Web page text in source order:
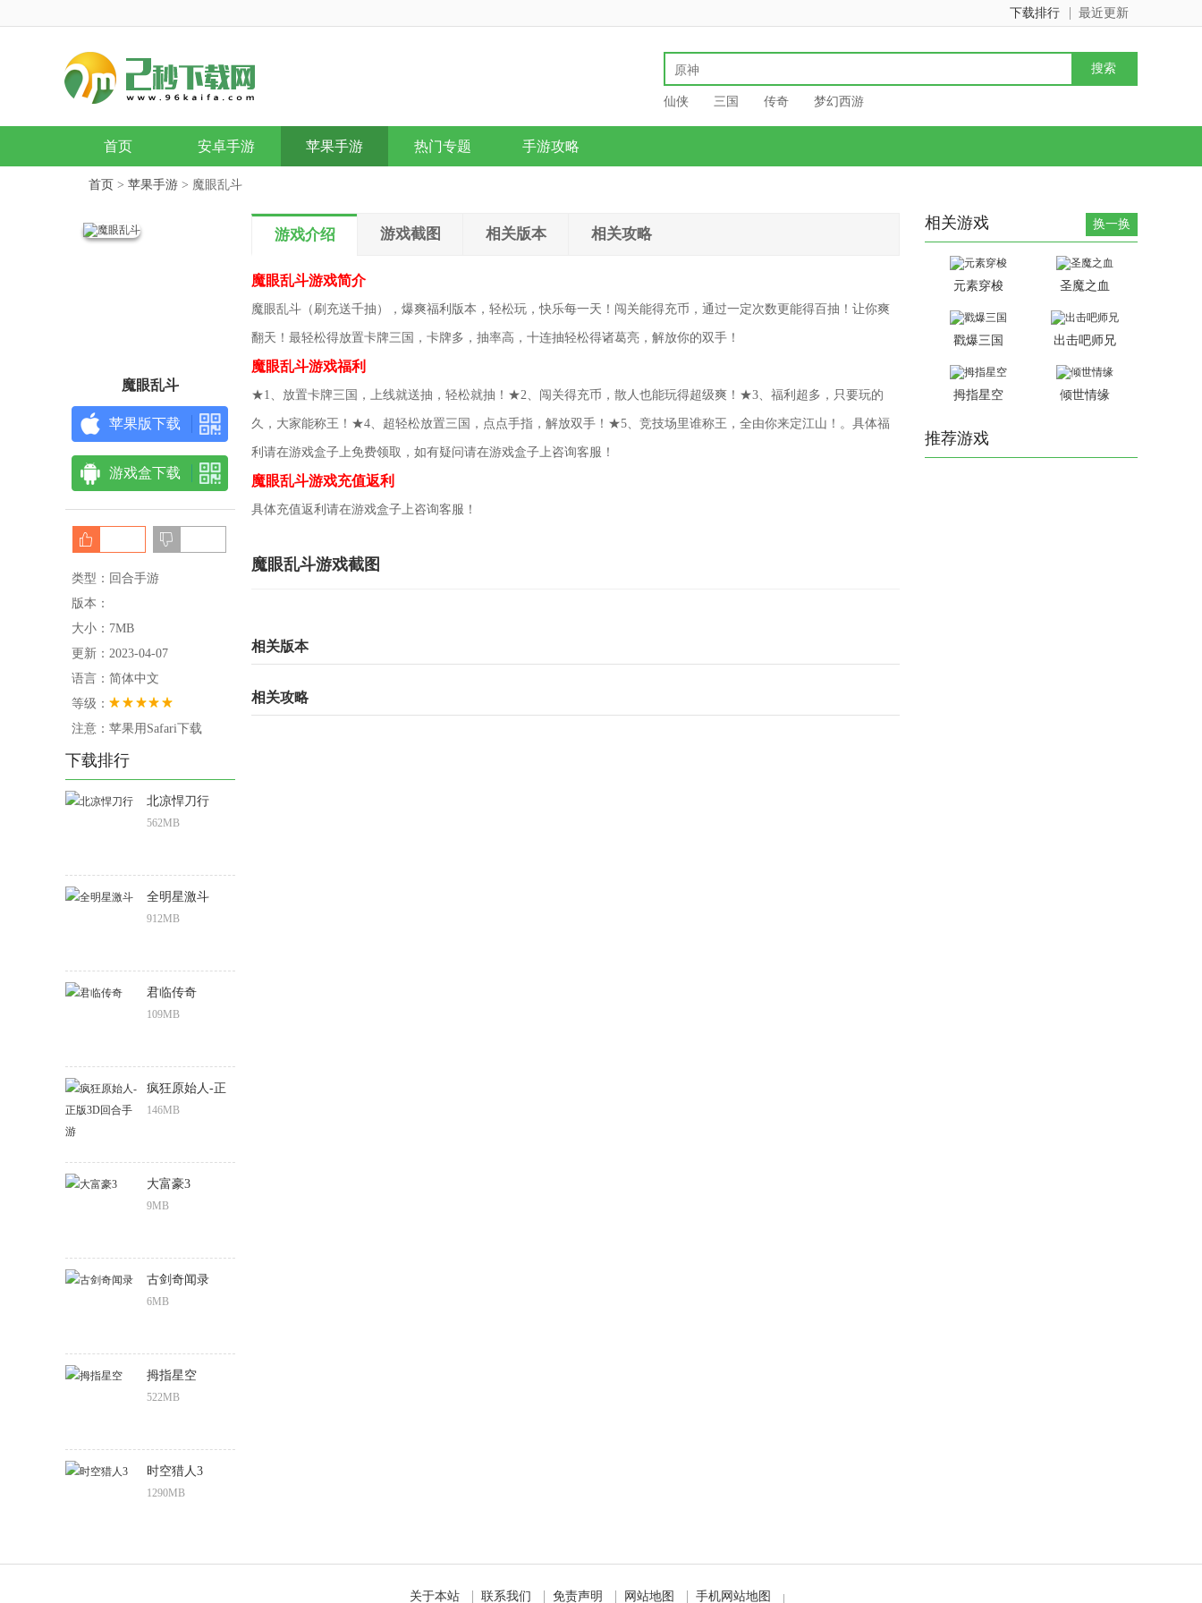
最近更新
下载排行
仙侠 三国 传奇 梦幻西游
首页 安卓手游 苹果手游 热门专题 手游攻略
首页 > 苹果手游 > 魔眼乱斗
魔眼乱斗
苹果版下载
游戏盒下载
类型：回合手游
版本：
大小：7MB
更新：2023-04-07
语言：简体中文
等级：
注意：苹果用Safari下载
下载排行
北凉悍刀行
562MB
全明星激斗
912MB
君临传奇
109MB
疯狂原始人-正
版3D回合手游
146MB
大富豪3
9MB
古剑奇闻录
6MB
拇指星空
522MB
时空猎人3
1290MB
游戏介绍 游戏截图 相关版本 相关攻略
魔眼乱斗游戏简介
魔眼乱斗（刷充送千抽），爆爽福利版本，轻松玩，快乐每一天！闯关能得充币，通过一定次数更能得百抽！让你爽
翻天！最轻松得放置卡牌三国，卡牌多，抽率高，十连抽轻松得诸葛亮，解放你的双手！
魔眼乱斗游戏福利
★1、放置卡牌三国，上线就送抽，轻松就抽！★2、闯关得充币，散人也能玩得超级爽！★3、福利超多，只要玩的
久，大家能称王！★4、超轻松放置三国，点点手指，解放双手！★5、竞技场里谁称王，全由你来定江山！。具体福
利请在游戏盒子上免费领取，如有疑问请在游戏盒子上咨询客服！
魔眼乱斗游戏充值返利
具体充值返利请在游戏盒子上咨询客服！
魔眼乱斗游戏截图
相关版本
相关攻略
相关游戏 换一换
元素穿梭 圣魔之血
戳爆三国 出击吧师兄
拇指星空 倾世情缘
推荐游戏
关于本站 联系我们 免责声明 网站地图 手机网站地图